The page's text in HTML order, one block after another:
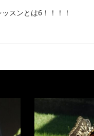
スンとは6！！！！